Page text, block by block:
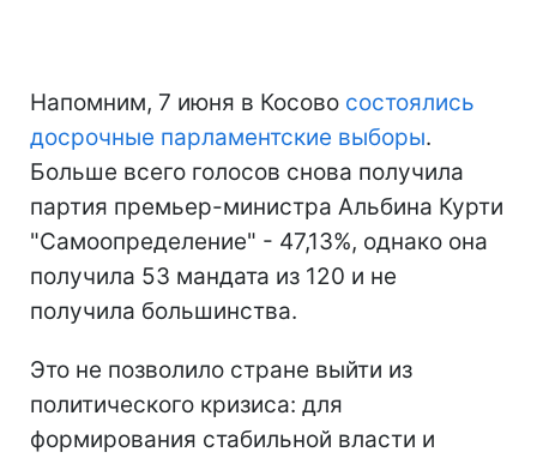
Напомним, 7 июня в Косово состоялись
досрочные парламентские выборы.
Больше всего голосов снова получила
партия премьер-министра Альбина Курти
"Самоопределение" - 47,13%, однако она
получила 53 мандата из 120 и не
получила большинства.
Это не позволило стране выйти из
политического кризиса: для
формирования стабильной власти и